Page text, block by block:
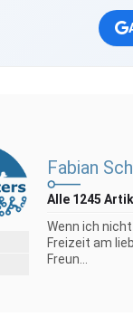
Fabian
Alle 1245
Wenn ich
Freizeit am
Freun...